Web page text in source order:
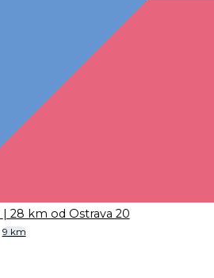
| 28 km od Ostrava 20
9 km